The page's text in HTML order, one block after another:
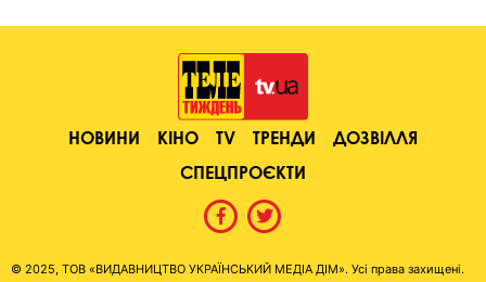
НОВИНИ КІНО TV ТРЕНДИ
ДОЗВІЛЛЯ
СПЕЦПРОЄКТИ
© 2025, ТОВ «ВИДАВНИЦТВО УКРАЇНСЬКИЙ МЕДІА ДІМ». Усі права захищені.